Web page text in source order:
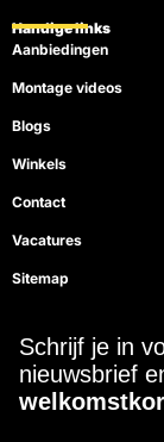
Handige links
Aanbiedingen
Montage videos
Blogs
Winkels
Contact
Vacatures
Sitemap
Schrijf je in
nieuwsbrief